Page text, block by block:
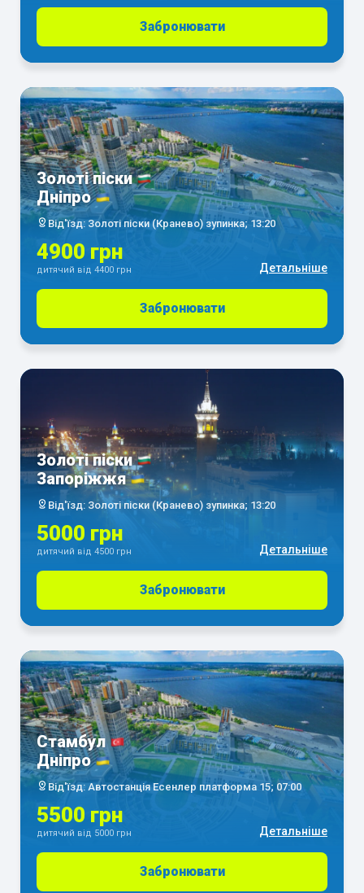
Забронювати
Золоті піски
Дніпро
Від'їзд: Золоті піски (Кранево) зупинка; 13:20
4900 грн
дитячий від 4400 грн Детальніше
Забронювати
Золоті піски
Запоріжжя
Від'їзд: Золоті піски (Кранево) зупинка; 13:20
5000 грн
дитячий від 4500 грн Детальніше
Забронювати
Стамбул
Дніпро
Від'їзд: Автостанція Есенлер платформа 15; 07:00
5500 грн
дитячий від 5000 грн Детальніше
Забронювати